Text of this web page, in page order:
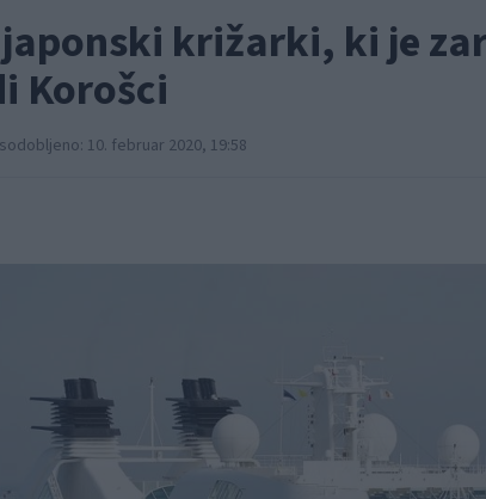
križarki, ki je
Korošci
10. februar 2020, 19:58